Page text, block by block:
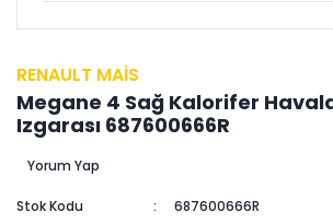
RENAULT MAİS
Megane 4 Sağ Kalorifer
Izgarası 687600666R
Yorum Yap
Stok Kodu
687600666R